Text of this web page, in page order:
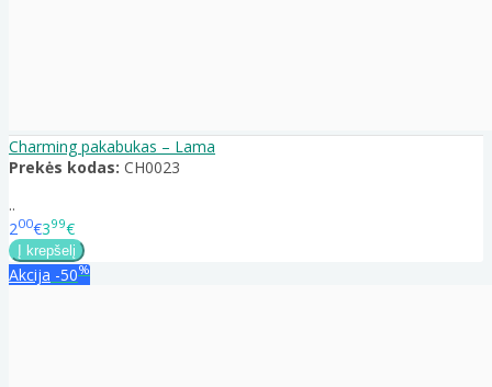
Charming pakabukas – Lama
Prekės kodas: CH0023
..
200€399€
Akcija -50%